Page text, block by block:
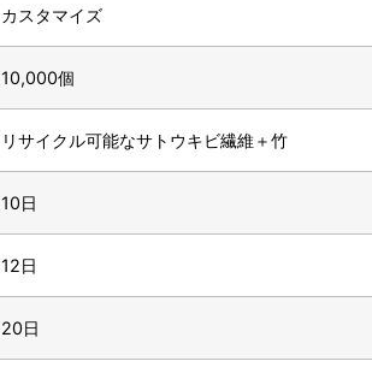
カスタマイズ
10,000個
リサイクル可能なサトウキビ繊維＋竹
10日
12日
20日